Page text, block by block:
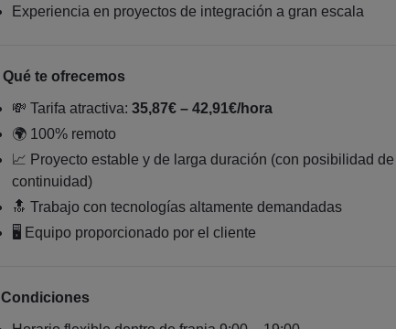
Experiencia en proyectos de integración a gran escala
Qué te ofrecemos
💸 Tarifa atractiva: 35,87€ – 42,91€/hora
🌍 100% remoto
📈 Proyecto estable y de larga duración (con posibilidad de
continuidad)
🔝 Trabajo con tecnologías altamente demandadas
🖥️ Equipo proporcionado por el cliente
Condiciones